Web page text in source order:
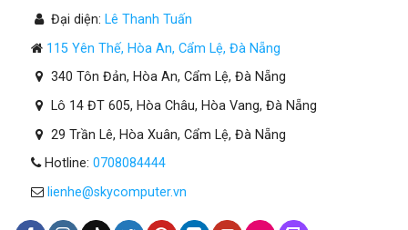
Đại diện: Lê Thanh Tuấn
115 Yên Thế, Hòa An, Cẩm Lệ, Đà Nẵng
340 Tôn Đản, Hòa An, Cẩm Lệ, Đà Nẵng
Lô 14 ĐT 605, Hòa Châu, Hòa Vang, Đà Nẵng
29 Trần Lê, Hòa Xuân, Cẩm Lệ, Đà Nẵng
Hotline: 0708084444
lienhe@skycomputer.vn